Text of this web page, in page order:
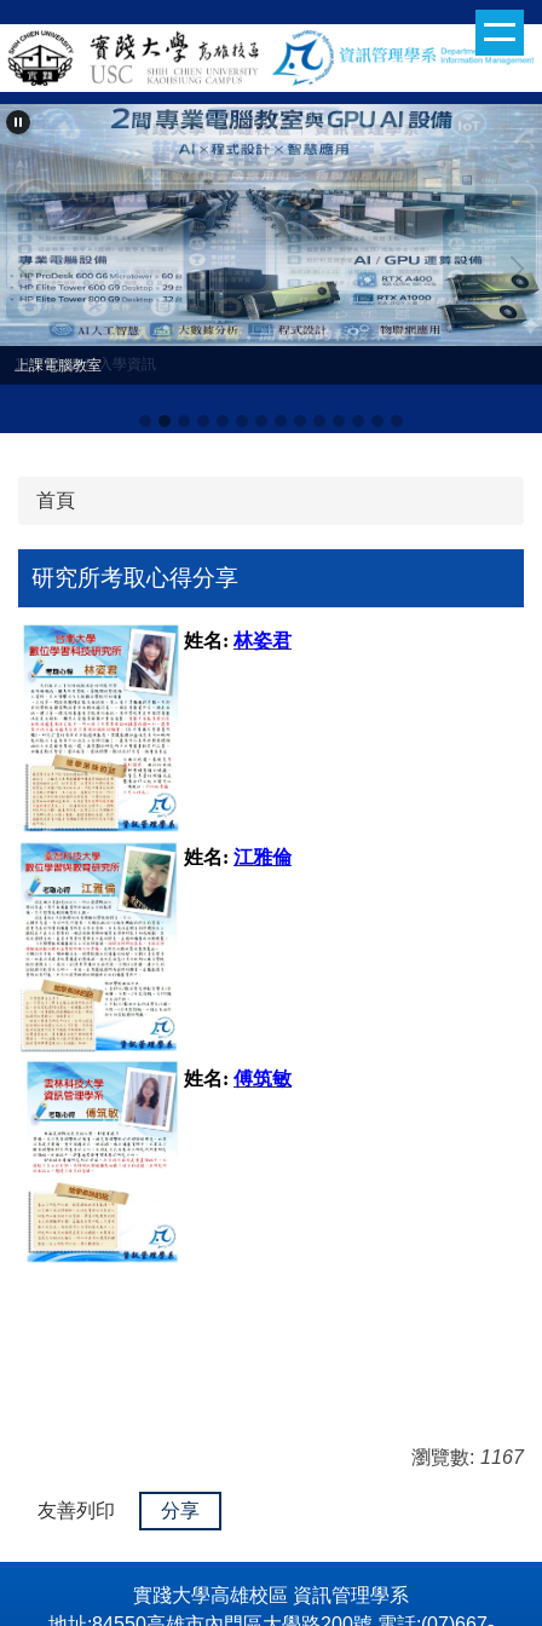
到
主
要
內
容
區
115學年分科入學資訊
上課電腦教室
首頁
研究所考取心得分享
姓名: 林姿君
姓名: 江雅倫
姓名: 傅筑敏
瀏覽數: 1167
友善列印 分享
實踐大學高雄校區 資訊管理學系